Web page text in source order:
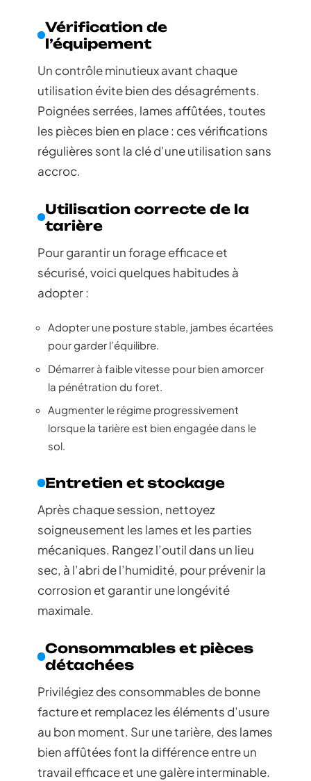
Vérification de
l’équipement
Un contrôle minutieux avant chaque
utilisation évite bien des désagréments.
Poignées serrées, lames affûtées, toutes
les pièces bien en place : ces vérifications
régulières sont la clé d’une utilisation sans
accroc.
Utilisation correcte de la
tarière
Pour garantir un forage efficace et
sécurisé, voici quelques habitudes à
adopter :
Adopter une posture stable, jambes écartées
pour garder l’équilibre.
Démarrer à faible vitesse pour bien amorcer
la pénétration du foret.
Augmenter le régime progressivement
lorsque la tarière est bien engagée dans le
sol.
Entretien et stockage
Après chaque session, nettoyez
soigneusement les lames et les parties
mécaniques. Rangez l’outil dans un lieu
sec, à l’abri de l’humidité, pour prévenir la
corrosion et garantir une longévité
maximale.
Consommables et pièces
détachées
Privilégiez des consommables de bonne
facture et remplacez les éléments d’usure
au bon moment. Sur une tarière, des lames
bien affûtées font la différence entre un
travail efficace et une galère interminable.